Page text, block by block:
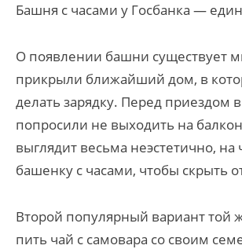
Башня с часами у Госбанка —
О появлении башни существует
прикрыли ближайший дом, в
делать зарядку. Перед
попросили не выходить на
выглядит весьма неэстетично,
башенку с часами, чтобы скрыть
Второй популярный вариант той
пить чай с самовара со своим